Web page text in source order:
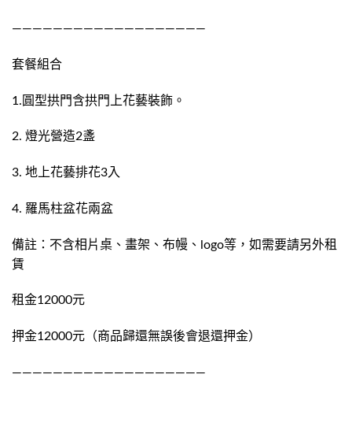
———————————————————
套餐組合
1.圓型拱門含拱門上花藝裝飾。
2. 燈光營造2盞
3. 地上花藝排花3入
4. 羅馬柱盆花兩盆
備註：不含相片桌、畫架、布幔、logo等，如需要請另外租
賃
租金12000元
押金12000元（商品歸還無誤後會退還押金）
———————————————————